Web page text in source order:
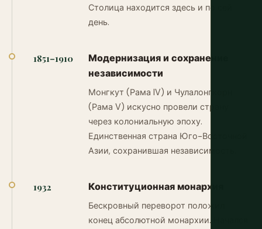
Столица находится здесь и по сей
день.
1851–1910
Модернизация и сохранение
независимости
Монгкут (Рама IV) и Чулалонгкорн
(Рама V) искусно провели страну
через колониальную эпоху.
Единственная страна Юго-Восточной
Азии, сохранившая независимость.
1932 Конституционная монархия
Бескровный переворот положил
конец абсолютной монархии. Начался